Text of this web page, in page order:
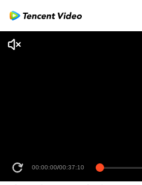
00:00:00/00:37:10